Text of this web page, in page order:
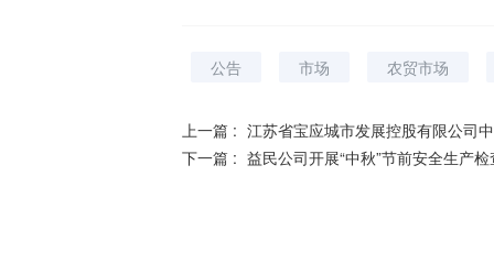
公告 市场 农贸市场
上一篇 : 江苏省宝应城市发展控股有限公司
下一篇 : 益民公司开展“中秋”节前安全生产检